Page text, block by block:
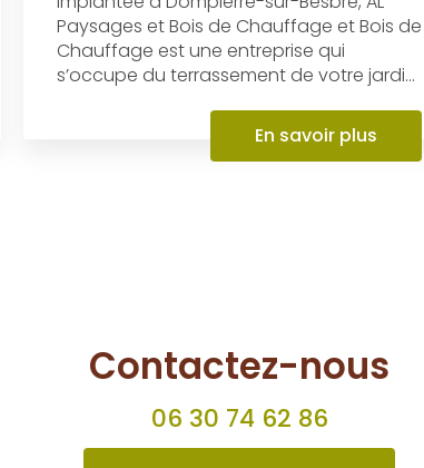
Paysages et Bois de Chauffage et Bois de
Chauffage est une entreprise qui
s’occupe du terrassement de votre jardi...
En savoir plus
Contactez-nous
06 30 74 62 86